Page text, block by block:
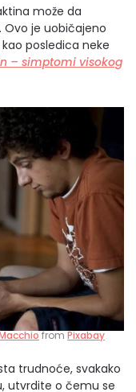
može da
je uobičajeno
posledica neke
– simptomi visokog
fromPixabay
trudnoće, svakako
utvrdite o čemu se